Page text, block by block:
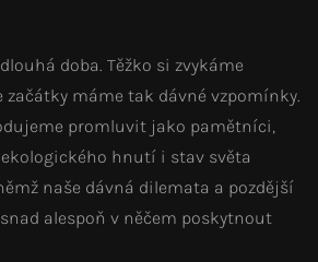
doba. Těžko si zvykáme
začátky máme tak dávné vzpomínky.
promluvit jako pamětníci,
hnutí i stav světa
naše dávná dilemata a pozdější
alespoň v něčem poskytnout